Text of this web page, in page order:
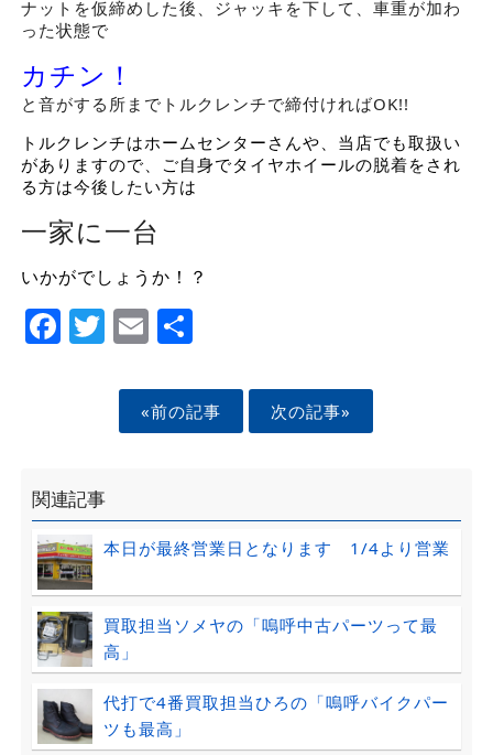
ナットを仮締めした後、ジャッキを下して、車重が加わ
った状態で
カチン！
と音がする所までトルクレンチで締付ければOK!!
トルクレンチはホームセンターさんや、当店でも取扱い
がありますので、ご自身でタイヤホイールの脱着をされ
る方は今後したい方は
一家に一台
いかがでしょうか！？
Facebook
Twitter
EmailShare
«前の記事 次の記事»
関連記事
本日が最終営業日となります 1/4より営業
買取担当ソメヤの「嗚呼中古パーツって最
高」
代打で4番買取担当ひろの「嗚呼バイクパー
ツも最高」